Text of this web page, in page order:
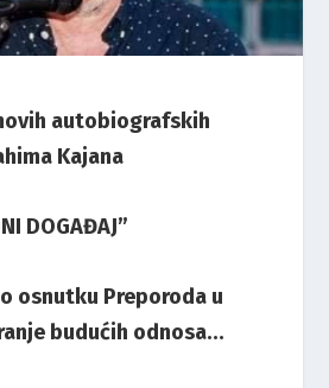
autobiografskih
Kajana
DOGAĐAJ”
osnutku Preporoda u
budućih odnosa…